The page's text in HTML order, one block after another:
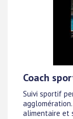
Coach
Suivi sportif
alimentaire et